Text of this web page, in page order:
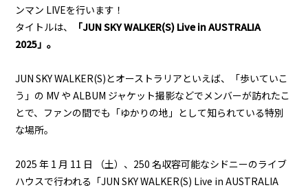
ンマン LIVEを行います！
タイトルは、
「JUN SKY WALKER(S) Live in AUSTRALIA
2025」。
JUN SKY WALKER(S)とオーストラリアといえば、「歩いていこ
う」の MV や ALBUM ジャケット撮影などでメンバーが訪れたこ
とで、ファンの間でも「ゆかりの地」として知られている特別
な場所。
2025 年 1 月 11 日 （土）、250 名収容可能なシドニーのライブ
ハウスで行われる「JUN SKY WALKER(S) Live in AUSTRALIA